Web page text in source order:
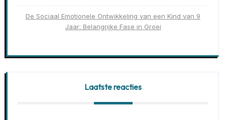
De Sociaal Emotionele Ontwikkeling van een Kind van 9
Jaar: Belangrijke Fase in Groei
Laatste reacties